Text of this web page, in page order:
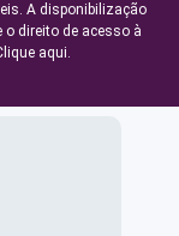
A disponibilização
direito de acesso à
aqui.